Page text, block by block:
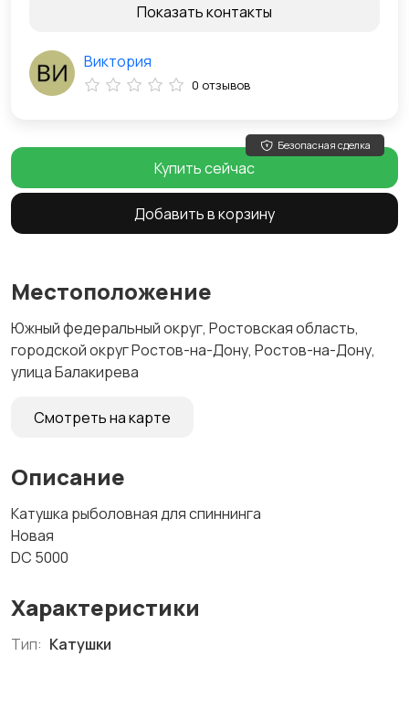
Местоположение
Южный федеральный округ, Ростовская область,
городской округ Ростов-на-Дону, Ростов-на-Дону,
улица Балакирева
Смотреть на карте
Описание
Катушка рыболовная для спиннинга
Новая
DC 5000
Характеристики
Тип: Катушки
Показать контакты
Виктория
0 отзывов
Безопасная сделка
Купить сейчас
Добавить в корзину